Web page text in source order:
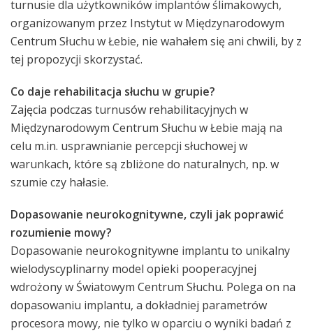
turnusie dla użytkowników implantów ślimakowych,
organizowanym przez Instytut w Międzynarodowym
Centrum Słuchu w Łebie, nie wahałem się ani chwili, by z
tej propozycji skorzystać.
Co daje rehabilitacja słuchu w grupie?
Zajęcia podczas turnusów rehabilitacyjnych w
Międzynarodowym Centrum Słuchu w Łebie mają na
celu m.in. usprawnianie percepcji słuchowej w
warunkach, które są zbliżone do naturalnych, np. w
szumie czy hałasie.
Dopasowanie neurokognitywne, czyli jak poprawić
rozumienie mowy?
Dopasowanie neurokognitywne implantu to unikalny
wielodyscyplinarny model opieki pooperacyjnej
wdrożony w Światowym Centrum Słuchu. Polega on na
dopasowaniu implantu, a dokładniej parametrów
procesora mowy, nie tylko w oparciu o wyniki badań z